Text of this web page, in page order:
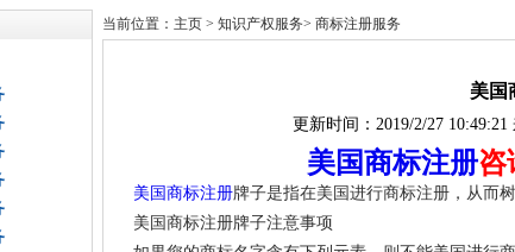
所得税汇算清缴申报鉴证
当前位置： 主页 > 知识产权服务> 商标注册服务
美国
更新时间： 2019/2/27 10:49:21
美国商标注册咨
美国商标注册牌子是指在美国进行商标注册，从而
美国商标注册牌子注意事项